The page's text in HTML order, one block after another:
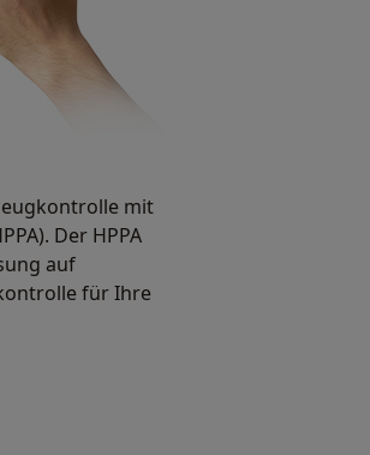
mit
Der HPPA
auf
für Ihre